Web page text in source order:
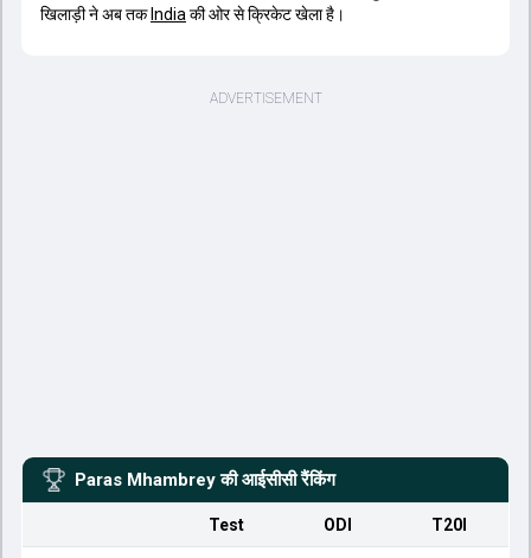
खिलाड़ी ने अब तक India की ओर से क्रिकेट खेला है।
Paras Mhambrey की आईसीसी रैंकिंग
Test ODI T20I